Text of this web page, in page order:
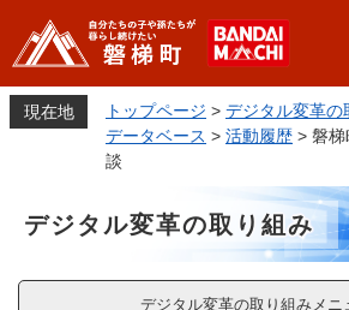
ジ
の
先
メニューを飛ばして本文
現在地 トップページ > デジタル変革の
データベース > 活動履歴 > 磐梯
談
デジタル変革の取り組み
デジタル変革の取り組みメニ